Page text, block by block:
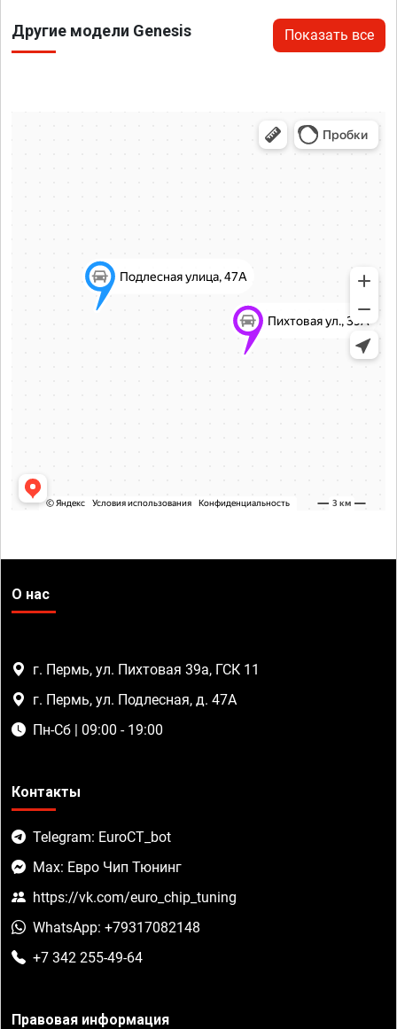
Другие модели Genesis Показать все
О нас
г. Пермь, ул. Пихтовая 39а, ГСК 11
г. Пермь, ул. Подлесная, д. 47А
Пн-Сб | 09:00 - 19:00
Контакты
Telegram: EuroCT_bot
Max: Евро Чип Тюнинг
https://vk.com/euro_chip_tuning
WhatsApp: +79317082148
+7 342 255-49-64
Правовая информация